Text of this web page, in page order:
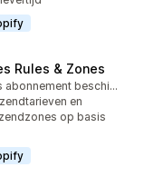
Rules & Zones
Gratis abonnement beschikbaar
en
op basis